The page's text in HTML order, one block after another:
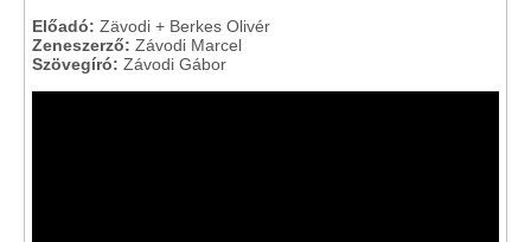
Előadó: Zävodi + Berkes Olivér
Zeneszerző: Závodi Marcel
Szövegíró: Závodi Gábor